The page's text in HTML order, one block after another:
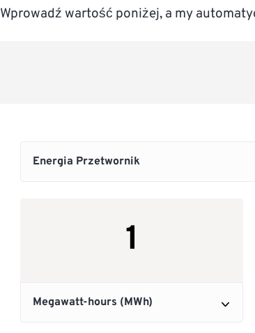
Wprowadź wartość poniżej, a my